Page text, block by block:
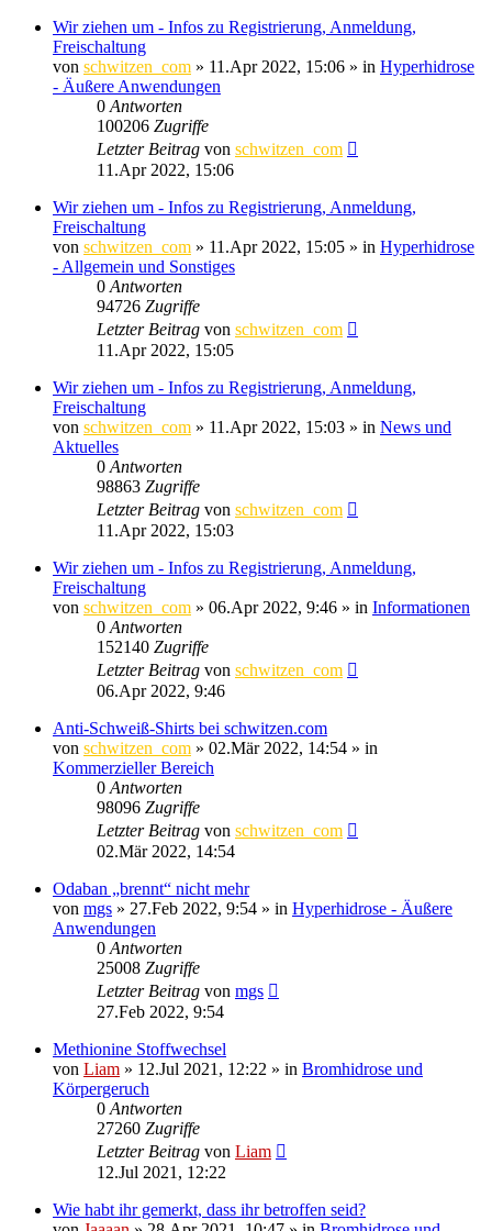
Wir ziehen um - Infos zu Registrierung, Anmeldung,
Freischaltung
von schwitzen_com » 11.Apr 2022, 15:06 » in Hyperhidrose
- Äußere Anwendungen
0 Antworten
100206 Zugriffe
Letzter Beitrag von schwitzen_com
11.Apr 2022, 15:06
Wir ziehen um - Infos zu Registrierung, Anmeldung,
Freischaltung
von schwitzen_com » 11.Apr 2022, 15:05 » in Hyperhidrose
- Allgemein und Sonstiges
0 Antworten
94726 Zugriffe
Letzter Beitrag von schwitzen_com
11.Apr 2022, 15:05
Wir ziehen um - Infos zu Registrierung, Anmeldung,
Freischaltung
von schwitzen_com » 11.Apr 2022, 15:03 » in News und
Aktuelles
0 Antworten
98863 Zugriffe
Letzter Beitrag von schwitzen_com
11.Apr 2022, 15:03
Wir ziehen um - Infos zu Registrierung, Anmeldung,
Freischaltung
von schwitzen_com » 06.Apr 2022, 9:46 » in Informationen
0 Antworten
152140 Zugriffe
Letzter Beitrag von schwitzen_com
06.Apr 2022, 9:46
Anti-Schweiß-Shirts bei schwitzen.com
von schwitzen_com » 02.Mär 2022, 14:54 » in
Kommerzieller Bereich
0 Antworten
98096 Zugriffe
Letzter Beitrag von schwitzen_com
02.Mär 2022, 14:54
Odaban „brennt“ nicht mehr
von mgs » 27.Feb 2022, 9:54 » in Hyperhidrose - Äußere
Anwendungen
0 Antworten
25008 Zugriffe
Letzter Beitrag von mgs
27.Feb 2022, 9:54
Methionine Stoffwechsel
von Liam » 12.Jul 2021, 12:22 » in Bromhidrose und
Körpergeruch
0 Antworten
27260 Zugriffe
Letzter Beitrag von Liam
12.Jul 2021, 12:22
Wie habt ihr gemerkt, dass ihr betroffen seid?